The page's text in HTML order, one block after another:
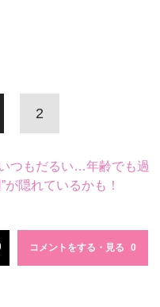
2
つもだるい…年齢でも過
が隠れているかも！
コメントをする・見る